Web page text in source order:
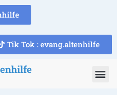
Tik Tok : evang.altenhilfe